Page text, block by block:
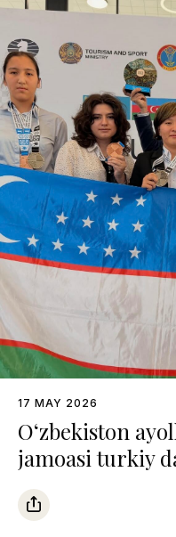
17 MAY 2026
O‘zbekiston
jamoasi turkiy
chempionatda
egalladi